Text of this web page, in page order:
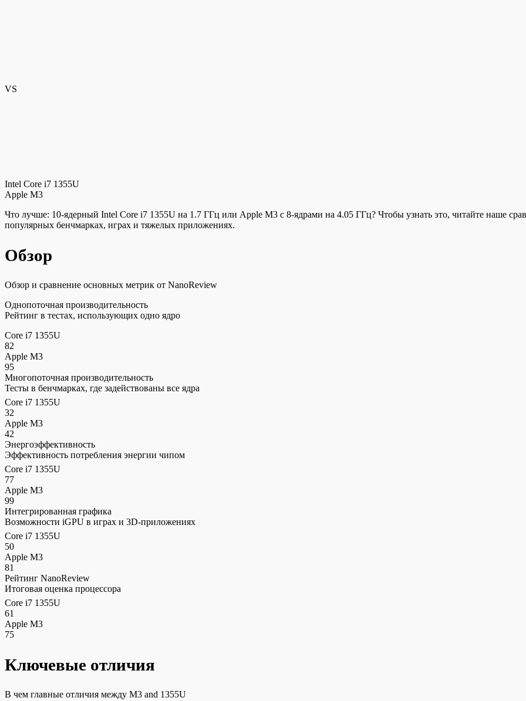
VS
Intel Core i7 1355U
Apple M3
Что лучше: 10-ядерный Intel Core i7 1355U на 1.7 ГГц или Apple M3 с 8-ядрами на 4.05 ГГц? Чтобы узнать это, читайте наше
популярных бенчмарках, играх и тяжелых приложениях.
Обзор
Обзор и сравнение основных метрик от NanoReview
Однопоточная производительность
Рейтинг в тестах, использующих одно ядро
Core i7 1355U
82
Apple M3
95
Многопоточная производительность
Тесты в бенчмарках, где задействованы все ядра
Core i7 1355U
32
Apple M3
42
Энергоэффективность
Эффективность потребления энергии чипом
Core i7 1355U
77
Apple M3
99
Интегрированная графика
Возможности iGPU в играх и 3D-приложениях
Core i7 1355U
50
Apple M3
81
Рейтинг NanoReview
Итоговая оценка процессора
Core i7 1355U
61
Apple M3
75
Ключевые отличия
В чем главные отличия между M3 and 1355U